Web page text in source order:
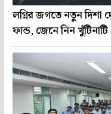
লগ্নির জগতে নতুন দিশা
ফান্ড, জেনে নিন খুঁটিনাটি